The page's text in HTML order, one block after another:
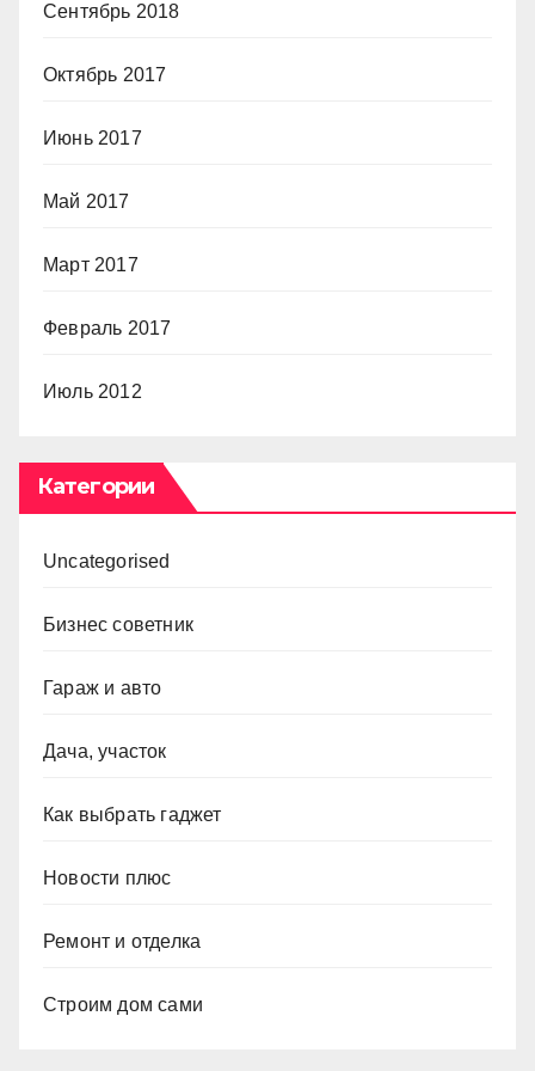
Сентябрь 2018
Октябрь 2017
Июнь 2017
Май 2017
Март 2017
Февраль 2017
Июль 2012
Категории
Uncategorised
Бизнес советник
Гараж и авто
Дача, участок
Как выбрать гаджет
Новости плюс
Ремонт и отделка
Строим дом сами